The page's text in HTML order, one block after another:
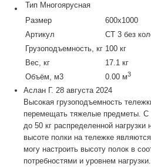
Тип Многоярусная
Размер
600х1000
Артикул
СТ 3 без
Грузоподъемность, кг 100 кг
Вес, кг
17.1 кг
Объём, м3
0.00 м3
Аслан Г. 28 августа 2024
Высокая грузоподъемность
перемещать тяжелые предметы. С
до 50 кг распределенной
высоте полки на тележке
могу настроить высоту полок в
потребностями и уровнем